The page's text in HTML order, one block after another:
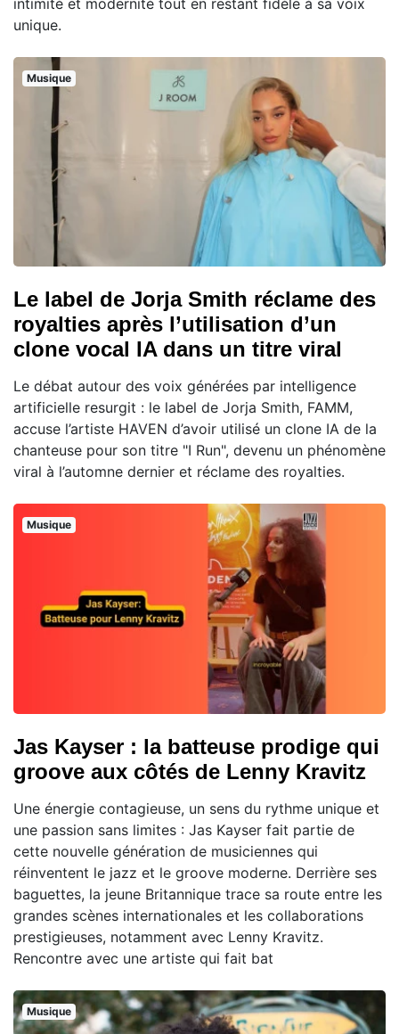
intimité et modernité tout en restant fidèle à sa voix
unique.
Musique
Le label de Jorja Smith réclame des
royalties après l’utilisation d’un
clone vocal IA dans un titre viral
Le débat autour des voix générées par intelligence
artificielle resurgit : le label de Jorja Smith, FAMM,
accuse l’artiste HAVEN d’avoir utilisé un clone IA de la
chanteuse pour son titre "I Run", devenu un phénomène
viral à l’automne dernier et réclame des royalties.
Musique
Jas Kayser : la batteuse prodige qui
groove aux côtés de Lenny Kravitz
Une énergie contagieuse, un sens du rythme unique et
une passion sans limites : Jas Kayser fait partie de
cette nouvelle génération de musiciennes qui
réinventent le jazz et le groove moderne. Derrière ses
baguettes, la jeune Britannique trace sa route entre les
grandes scènes internationales et les collaborations
prestigieuses, notamment avec Lenny Kravitz.
Rencontre avec une artiste qui fait bat
Musique